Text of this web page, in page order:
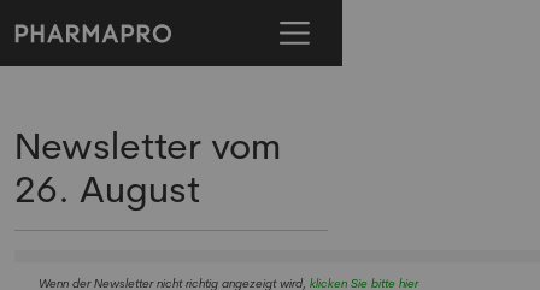
Newsletter vom
26. August
Wenn der Newsletter nicht richtig angezeigt wird, klicken Sie bitte hier